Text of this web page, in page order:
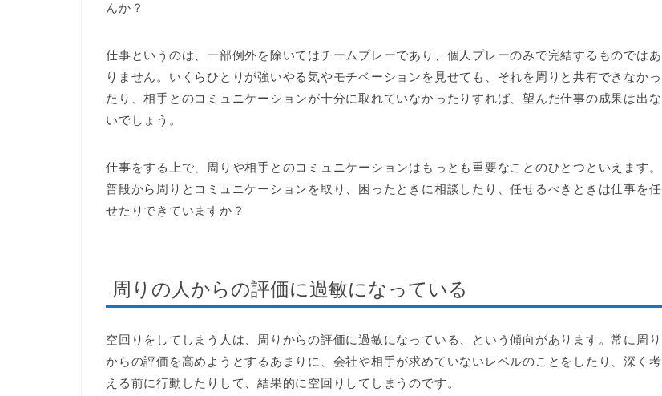
んか？
仕事というのは、一部例外を除いてはチームプレーであり、個人プレーのみで完結するものではあ
りません。いくらひとりが強いやる気やモチベーションを見せても、それを周りと共有できなかっ
たり、相手とのコミュニケーションが十分に取れていなかったりすれば、望んだ仕事の成果は出な
いでしょう。
仕事をする上で、周りや相手とのコミュニケーションはもっとも重要なことのひとつといえます。
普段から周りとコミュニケーションを取り、困ったときに相談したり、任せるべきときは仕事を任
せたりできていますか？
周りの人からの評価に過敏になっている
空回りをしてしまう人は、周りからの評価に過敏になっている、という傾向があります。常に周り
からの評価を高めようとするあまりに、会社や相手が求めていないレベルのことをしたり、深く考
える前に行動したりして、結果的に空回りしてしまうのです。